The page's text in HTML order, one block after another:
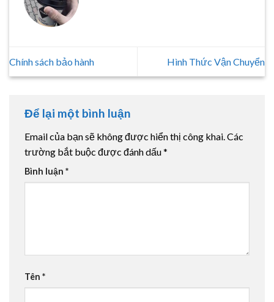
Chính sách bảo hành Hình Thức Vận Chuyển
Để lại một bình luận
Email của bạn sẽ không được hiển thị công khai. Các
trường bắt buộc được đánh dấu*
Bình luận *
Tên *